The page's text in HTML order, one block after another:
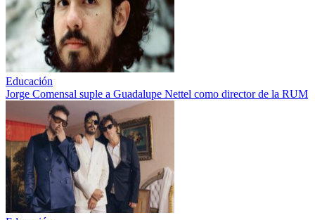
Educación
Jorge Comensal suple a Guadalupe Nettel como director de la RUM